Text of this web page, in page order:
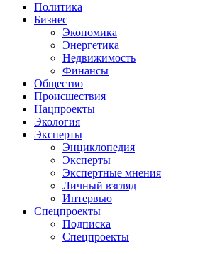
Политика
Бизнес
Экономика
Энергетика
Недвижимость
Финансы
Общество
Происшествия
Нацпроекты
Экология
Эксперты
Энциклопедия
Эксперты
Экспертные мнения
Личный взгляд
Интервью
Спецпроекты
Подписка
Спецпроекты